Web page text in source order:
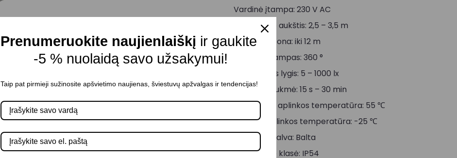
Vardinė įtampa: 230 V AC
Montavimo aukštis: 2,5 – 3,5 m
Jautrumo zona: iki 12 m
Apimties kampas: 360 °
Prieblandos lygis: 5 – 1000 lx
Švietimo trukmė: 15 s – 30 min
Maksimalia aplinkos temperatūra: 55 ℃
Minimali aplinkos temperatūra: -25 ℃
Korpuso spalva: Balta
Atsparumo klasė: IP54
Prenumeruokite naujienlaiškį ir gaukite
-5 % nuolaidą savo užsakymui!
Taip pat pirmieji sužinosite apšvietimo naujienas, šviestuvų apžvalgas ir tendencijas!